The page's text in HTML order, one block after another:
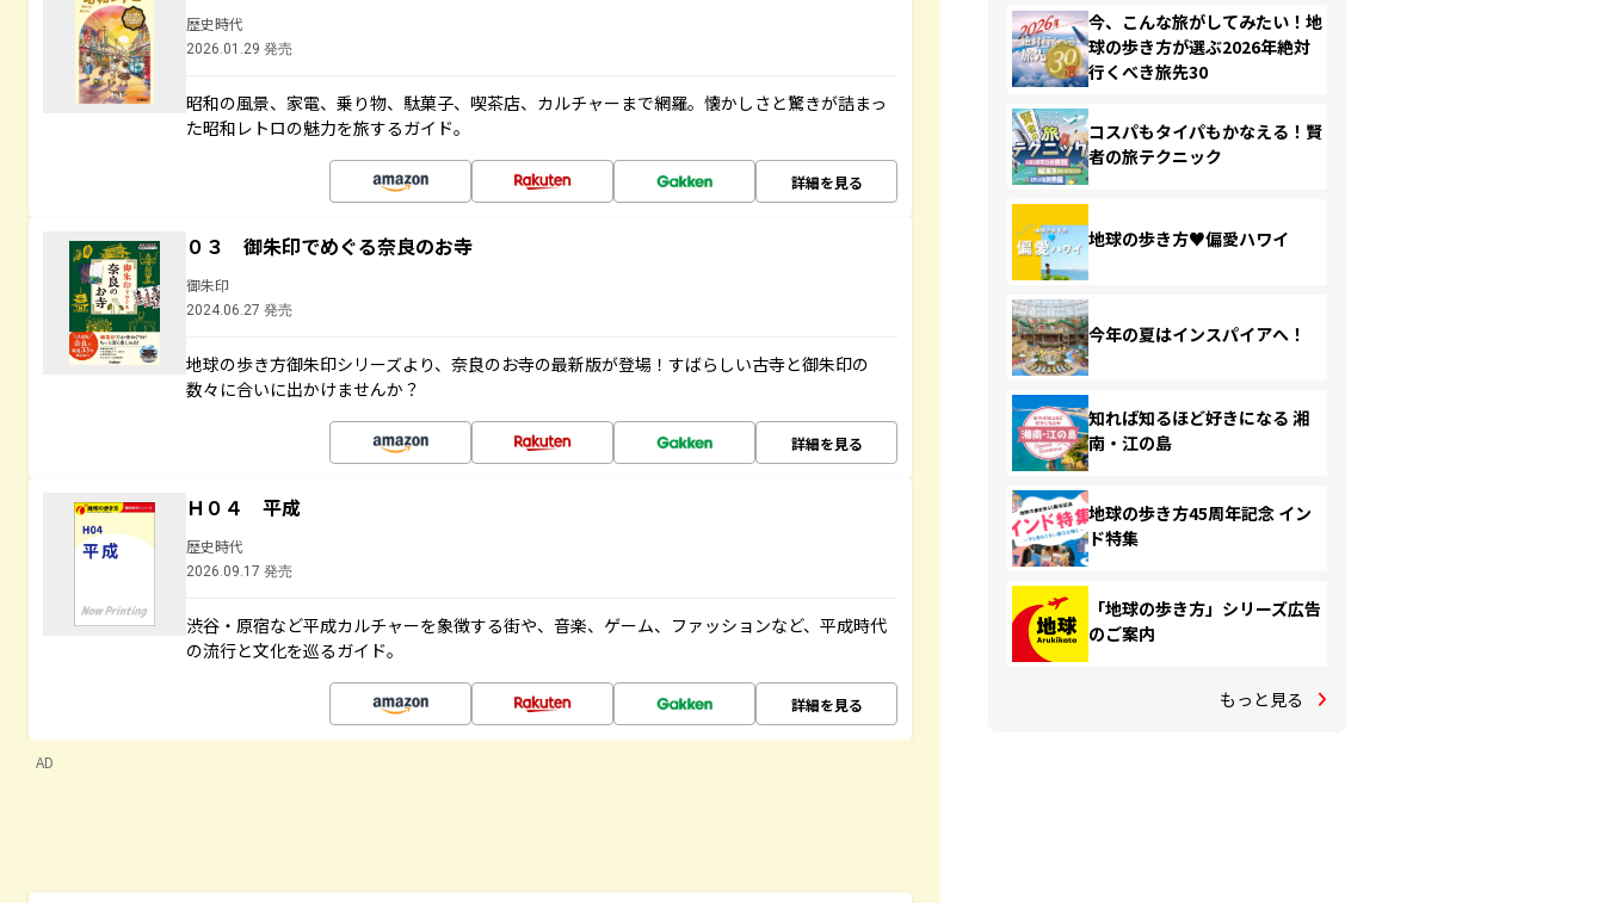
歴史時代
2026.01.29 発売
昭和の風景、家電、乗り物、駄菓子、喫茶店、カルチャーまで網羅。懐かしさと驚きが詰まっ
た昭和レトロの魅力を旅するガイド。
詳細を見る
０３ 御朱印でめぐる奈良のお寺
御朱印
2024.06.27 発売
地球の歩き方御朱印シリーズより、奈良のお寺の最新版が登場！すばらしい古寺と御朱印の
数々に合いに出かけませんか？
詳細を見る
Ｈ０４ 平成
歴史時代
2026.09.17 発売
渋谷・原宿など平成カルチャーを象徴する街や、音楽、ゲーム、ファッションなど、平成時代
の流行と文化を巡るガイド。
詳細を見る
AD
今、こんな旅がしてみたい！地
球の歩き方が選ぶ2026年絶対
行くべき旅先30
コスパもタイパもかなえる！賢
者の旅テクニック
地球の歩き方♥偏愛ハワイ
今年の夏はインスパイアへ！
知れば知るほど好きになる 湘
南・江の島
地球の歩き方45周年記念 イン
ド特集
「地球の歩き方」シリーズ広告
のご案内
もっと見る